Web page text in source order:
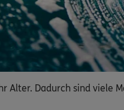
Alter. Dadurch sind viele